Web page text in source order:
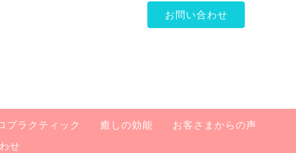
お問い合わせ
プラクティック 癒しの効能
お客さまからの声
せ